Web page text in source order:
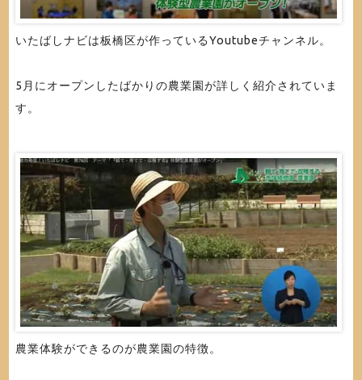
いたばしナビは板橋区が作っているYoutubeチャンネル。
5月にオープンしたばかりの農業園が詳しく紹介されていま
す。
農業体験ができるのが農業園の特徴。